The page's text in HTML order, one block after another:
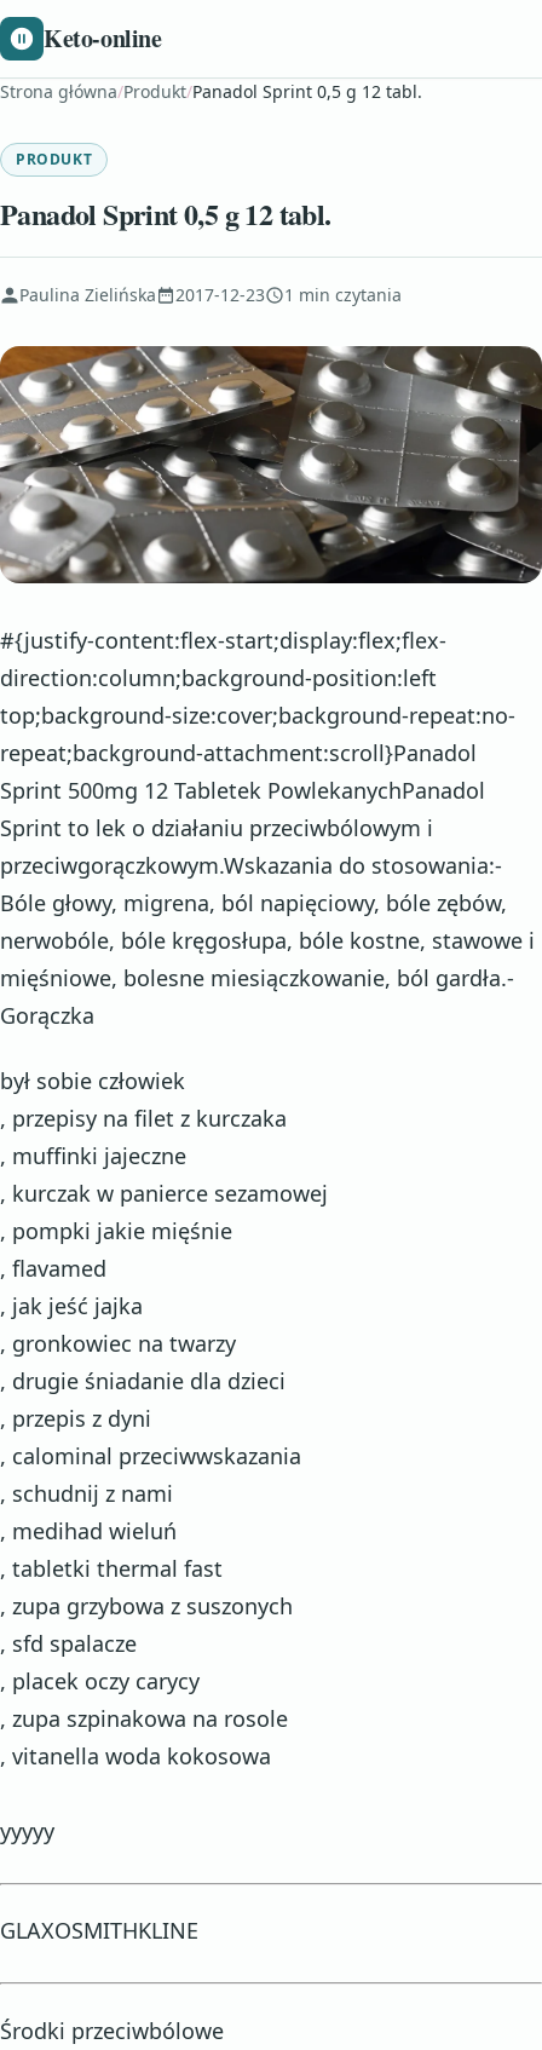
Keto-online
Strona główna/Produkt/Panadol Sprint 0,5 g 12 tabl.
PRODUKT
Panadol Sprint 0,5 g 12 tabl.
Paulina Zielińska 2017-12-23 1 min czytania
#{justify-content:flex-start;display:flex;flex-
direction:column;background-position:left
top;background-size:cover;background-repeat:no-
repeat;background-attachment:scroll}Panadol
Sprint 500mg 12 Tabletek PowlekanychPanadol
Sprint to lek o działaniu przeciwbólowym i
przeciwgorączkowym.Wskazania do stosowania:-
Bóle głowy, migrena, ból napięciowy, bóle zębów,
nerwobóle, bóle kręgosłupa, bóle kostne, stawowe i
mięśniowe, bolesne miesiączkowanie, ból gardła.-
Gorączka
był sobie człowiek
, przepisy na filet z kurczaka
, muffinki jajeczne
, kurczak w panierce sezamowej
, pompki jakie mięśnie
, flavamed
, jak jeść jajka
, gronkowiec na twarzy
, drugie śniadanie dla dzieci
, przepis z dyni
, calominal przeciwwskazania
, schudnij z nami
, medihad wieluń
, tabletki thermal fast
, zupa grzybowa z suszonych
, sfd spalacze
, placek oczy carycy
, zupa szpinakowa na rosole
, vitanella woda kokosowa
yyyyy
GLAXOSMITHKLINE
Środki przeciwbólowe